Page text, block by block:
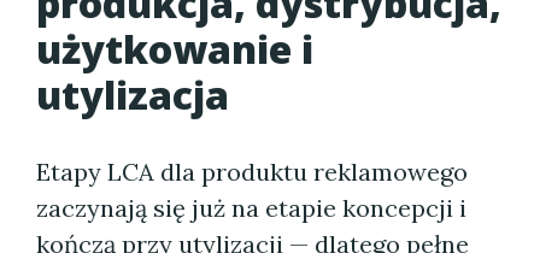
użytkowanie i
utylizacja
Etapy LCA dla produktu reklamowego
zaczynają się już na etapie koncepcji i
kończą przy utylizacji — dlatego pełne